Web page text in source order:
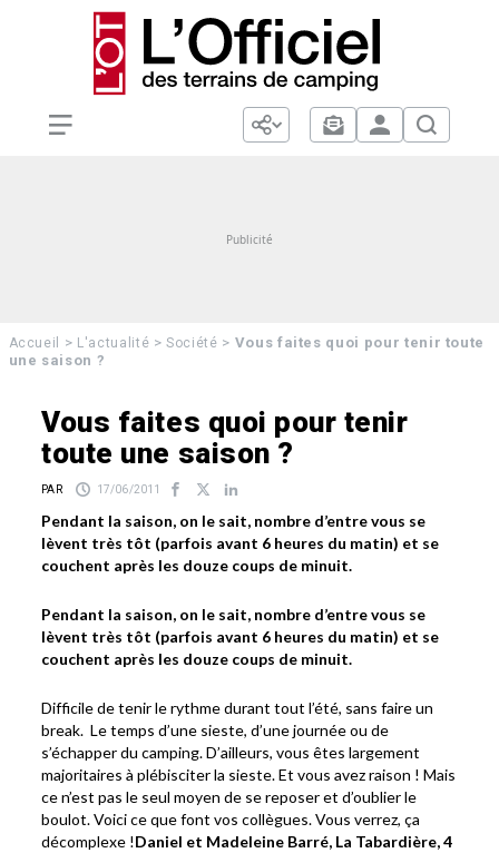
Accueil > L'actualité >Société > Vous faites quoi pour tenir toute
une saison ?
Vous faites quoi pour tenir
toute une saison ?
PAR 17/06/2011
Pendant la saison, on le sait, nombre d’entre vous se
lèvent très tôt (parfois avant 6 heures du matin) et se
couchent après les douze coups de minuit.
Pendant la saison, on le sait, nombre d’entre vous se
lèvent très tôt (parfois avant 6 heures du matin) et se
couchent après les douze coups de minuit.
Difficile de tenir le rythme durant tout l’été, sans faire un
break. Le temps d’une sieste, d’une journée ou de
s’échapper du camping. D’ailleurs, vous êtes largement
majoritaires à plébisciter la sieste. Et vous avez raison ! Mais
ce n’est pas le seul moyen de se reposer et d’oublier le
boulot. Voici ce que font vos collègues. Vous verrez, ça
décomplexe !Daniel et Madeleine Barré, La Tabardière, 4